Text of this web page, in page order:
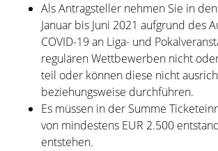
Als Antragsteller nehmen Sie in
Januar bis Juni 2021 aufgrund des
COVID-19 an Liga- und
regulären Wettbewerben nicht
teil oder können diese nicht
beziehungsweise durchführen.
Es müssen in der Summe
von mindestens EUR 2.500
entstehen.